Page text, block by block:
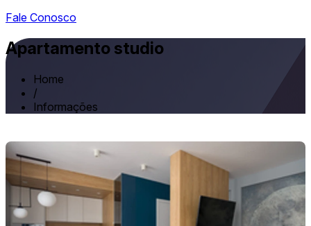
Fale Conosco
Apartamento studio
Home
/
Informações